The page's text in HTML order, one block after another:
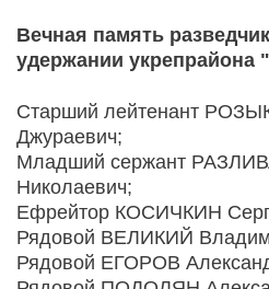
Вечная память
удержании укрепрайона
Старший лейтенант
Джураевич;
Младший сержант
Николаевич;
Ефрейтор КОСИЧКИН
Рядовой ВЕЛИКИЙ
Рядовой ЕГОРОВ